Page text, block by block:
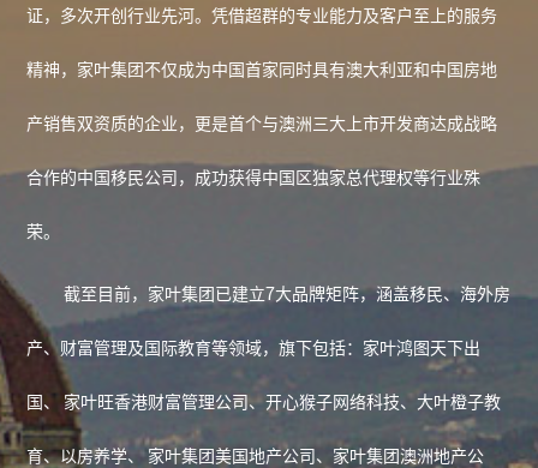
证，多次开创行业先河。凭借超群的专业能力及客户至上的服务
精神，家叶集团不仅成为中国首家同时具有澳大利亚和中国房地
产销售双资质的企业，更是首个与澳洲三大上市开发商达成战略
合作的中国移民公司，成功获得中国区独家总代理权等行业殊
荣。
截至目前，家叶集团已建立7大品牌矩阵，涵盖移民、海外房
产、财富管理及国际教育等领域，旗下包括：家叶鸿图天下出
国、 家叶旺香港财富管理公司、开心猴子网络科技、大叶橙子教
育、以房养学、 家叶集团美国地产公司、家叶集团澳洲地产公